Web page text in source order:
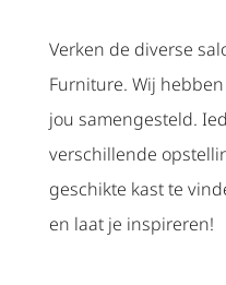
Verken de diverse
Furniture. Wij
jou samengesteld.
verschillende
geschikte kast te
en laat je inspireren!